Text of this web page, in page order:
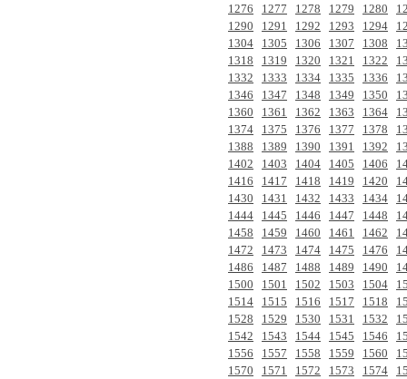
1276
1277 1278 1279 1280
1290
1291 1292 1293 1294
1304
1305 1306 1307 1308
1318
1319 1320 1321 1322
1332
1333 1334 1335 1336
1346
1347 1348 1349 1350
1360
1361 1362 1363 1364
1374
1375 1376 1377 1378
1388
1389 1390 1391 1392
1402
1403 1404 1405 1406
1416
1417 1418 1419 1420
1430
1431 1432 1433 1434
1444
1445 1446 1447 1448
1458
1459 1460 1461 1462
1472
1473 1474 1475 1476
1486
1487 1488 1489 1490
1500
1501 1502 1503 1504
1514
1515 1516 1517 1518
1528
1529 1530 1531 1532
1542
1543 1544 1545 1546
1556
1557 1558 1559 1560
1570
1571 1572 1573 1574